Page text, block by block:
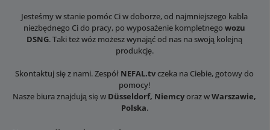
Jesteśmy w stanie pomóc Ci w doborze, od najmniejszego kabla
niezbędnego Ci do pracy, po wyposażenie kompletnego wozu
DSNG. Taki też wóz możesz wynająć od nas na swoją kolejną
produkcję.
Skontaktuj się z nami. Zespół NEFAL.tvczeka na Ciebie, gotowy do
pomocy!
Nasze biura znajdują się w Düsseldorf, Niemcyoraz wWarszawie,
Polska.